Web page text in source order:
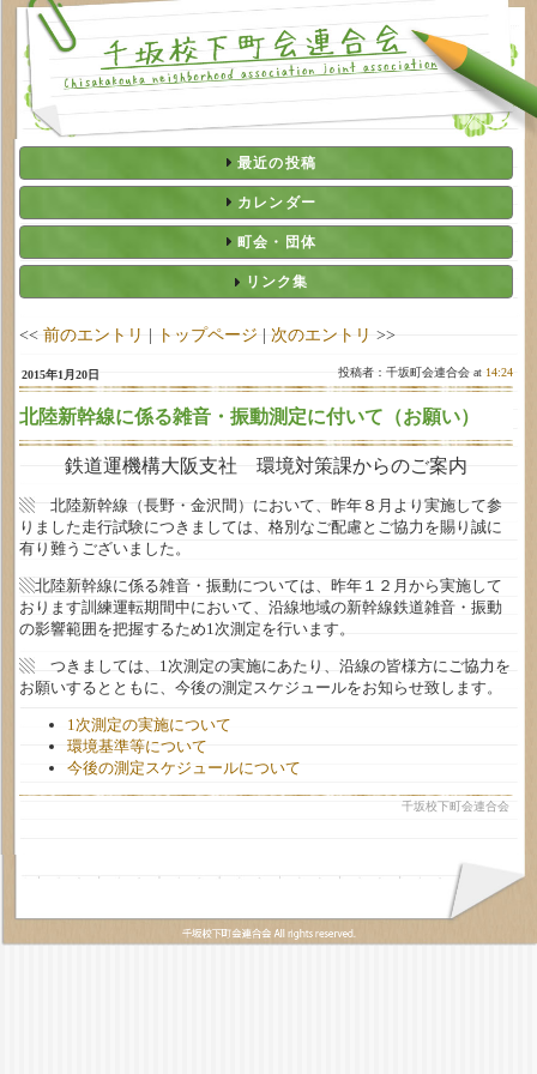
最近の投稿
カレンダー
町会・団体
リンク集
<< 前のエントリ | トップページ | 次のエントリ >>
2015年1月20日 投稿者：千坂町会連合会 at 14:24
北陸新幹線に係る雑音・振動測定に付いて（お願い）
鉄道運機構大阪支社 環境対策課からのご案内
▧ 北陸新幹線（長野・金沢間）において、昨年８月より実施して参
りました走行試験につきましては、格別なご配慮とご協力を賜り誠に
有り難うございました。
▧北陸新幹線に係る雑音・振動については、昨年１２月から実施して
おります訓練運転期間中において、沿線地域の新幹線鉄道雑音・振動
の影響範囲を把握するため1次測定を行います。
▧ つきましては、1次測定の実施にあたり、沿線の皆様方にご協力を
お願いするとともに、今後の測定スケジュールをお知らせ致します。
1次測定の実施について
環境基準等について
今後の測定スケジュールについて
千坂校下町会連合会